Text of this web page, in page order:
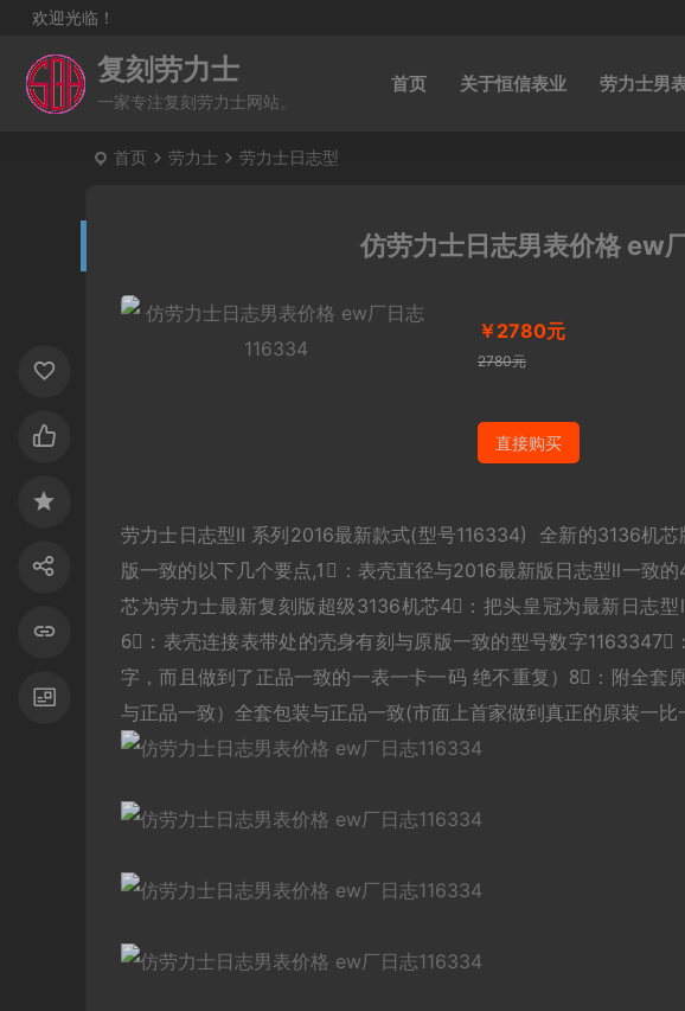
欢迎光临！
复刻劳力士
一家专注复刻劳力士网站。
首页 关于恒信表业 劳力士男
首页 劳力士 劳力士日志型
仿劳力士日志男表价格 ew
￥2780元
2780元
直接购买
劳力士日志型II 系列2016最新款式(型号116334) 全新的3136机
版一致的以下几个要点,1⃣️：表壳直径与2016最新版日志型ll一致
芯为劳力士最新复刻版超级3136机芯4⃣️：把头皇冠为最新日志
6⃣️：表壳连接表带处的壳身有刻与原版一致的型号数字
字，而且做到了正品一致的一表一卡一码 绝不重复）8⃣️：附全套
与正品一致）全套包装与正品一致(市面上首家做到真正的原装一比